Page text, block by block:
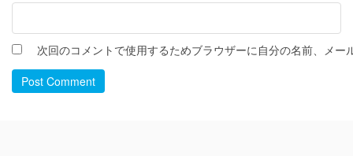
次回のコメントで使用するためブラウザーに自分の名前、メー
Post Comment